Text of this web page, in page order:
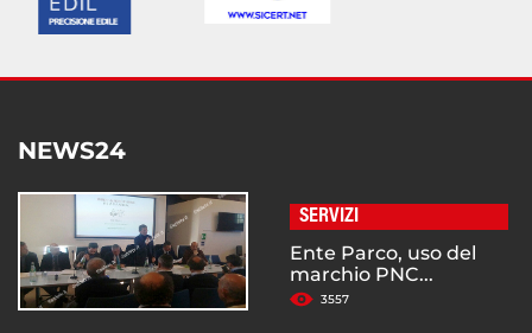
NEWS24
SERVIZI
Ente Parco, uso del
marchio PNC...
3557